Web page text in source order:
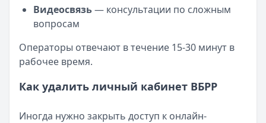
Видеосвязь— консультации по сложным
вопросам
Операторы отвечают в течение 15-30 минут в
рабочее время.
Как удалить личный кабинет ВБРР
Иногда нужно закрыть доступ к онлайн-